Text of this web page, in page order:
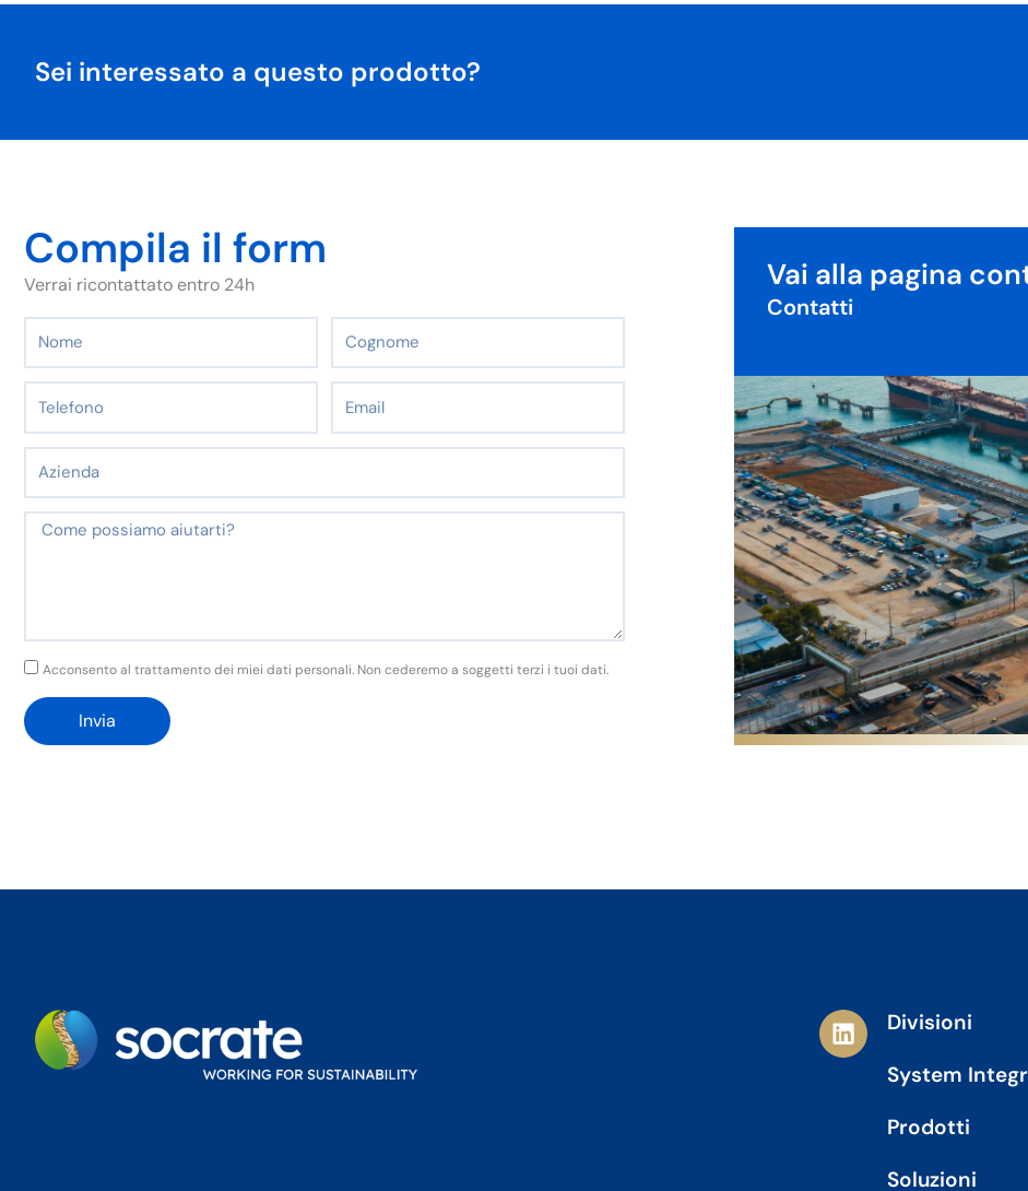
Sei interessato a questo prodotto?
Compila il form
Verrai ricontattato entro 24h
Messaggio
GDPR
Acconsento al trattamento dei miei dati personali. Non cederemo a soggetti terzi i tuoi dati.
Invia
Vai alla pagina
Contatti
L
i
n
Divisioni
System
Prodotti
Soluzioni